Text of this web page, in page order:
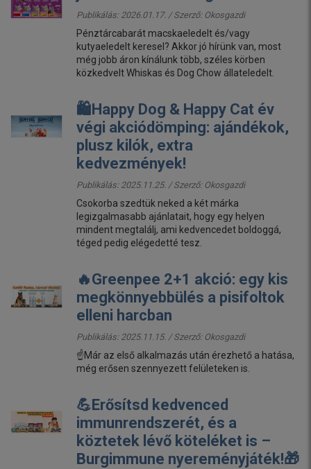
Publikálás: 2026.01.17. / Szerző: Okosgazdi
Pénztárcabarát macskaeledelt és/vagy
kutyaeledelt keresel? Akkor jó hírünk van, most
még jobb áron kínálunk több, széles körben
közkedvelt Whiskas és Dog Chow állateledelt.
🛍️Happy Dog & Happy Cat év
végi akciódömping: ajándékok,
plusz kilók, extra
kedvezmények!
Publikálás: 2025.11.25. / Szerző: Okosgazdi
Csokorba szedtük neked a két márka
legizgalmasabb ajánlatait, hogy egy helyen
mindent megtalálj, ami kedvencedet boldoggá,
téged pedig elégedetté tesz.
🔥Greenpee 2+1 akció: egy kis
megkönnyebbülés a pisifoltok
elleni harcban
Publikálás: 2025.11.15. / Szerző: Okosgazdi
☝️Már az első alkalmazás után érezhető a hatása,
még erősen szennyezett felületeken is.
💪Erősítsd kedvenced
immunrendszerét, és a
köztetek lévő köteléket is –
Burgimmune nyereményjáték!🎁